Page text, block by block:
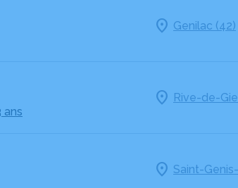
Genilac (42)
ans
Rive-de-
Saint-